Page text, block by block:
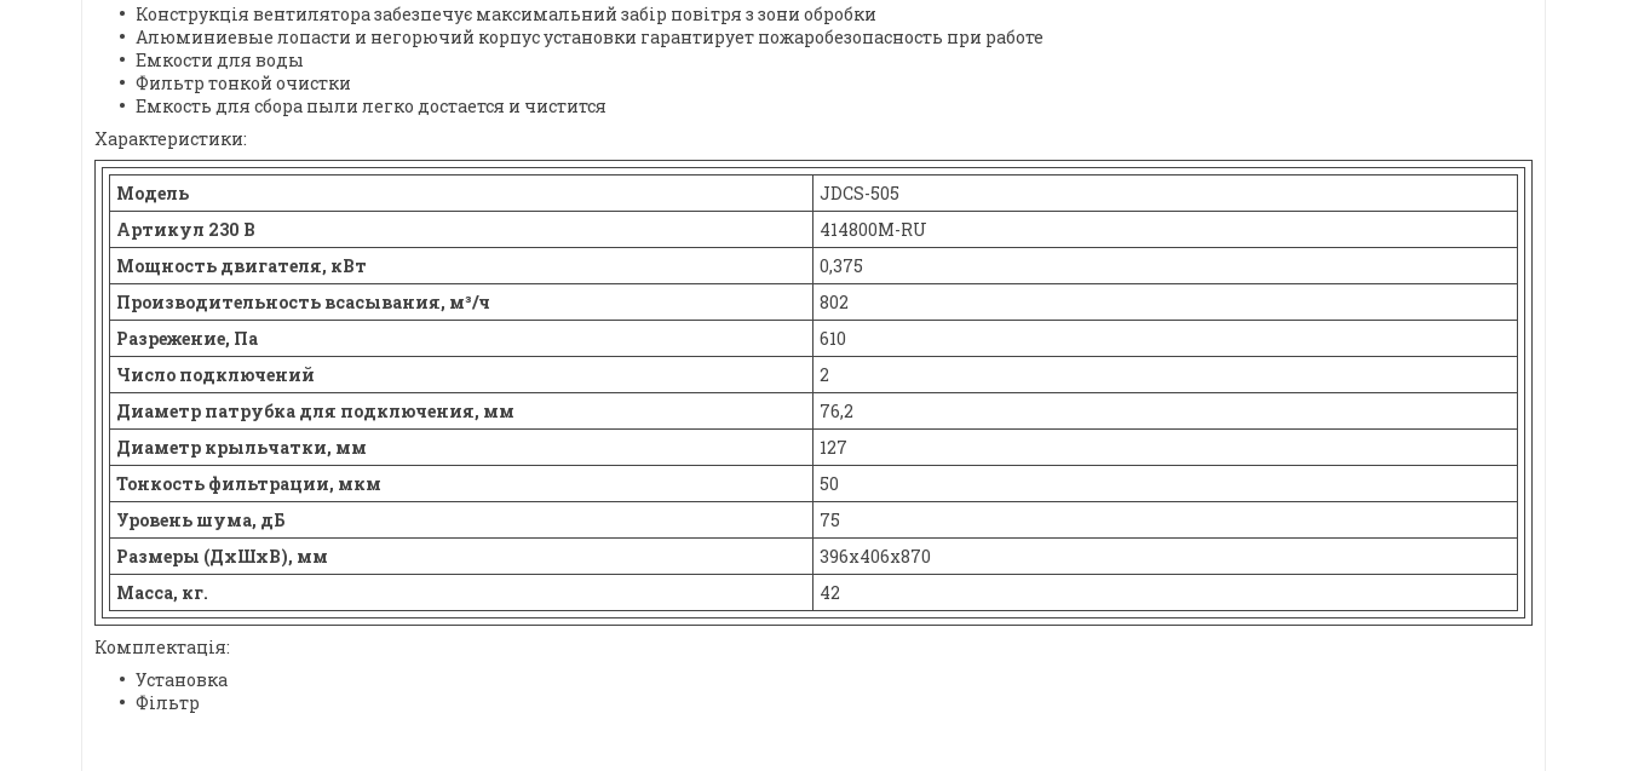
Конструкція вентилятора забезпечує максимальний забір повітря з зони обробки
Алюминиевые лопасти и негорючий корпус установки гарантирует пожаробезопасность при работе
Емкости для воды
Фильтр тонкой очистки
Емкость для сбора пыли легко достается и чистится
Характеристики:
Модель
JDCS-505
Артикул 230 В
414800M-RU
Мощность двигателя, кВт
0,375
Производительность всасывания, м³/ч
802
Разрежение, Па
610
Число подключений
2
Диаметр патрубка для подключения, мм
76,2
Диаметр крыльчатки, мм
127
Тонкость фильтрации, мкм
50
Уровень шума, дБ
75
Размеры (ДхШхВ), мм
396x406x870
Масса, кг.
42
Комплектація:
Установка
Фільтр